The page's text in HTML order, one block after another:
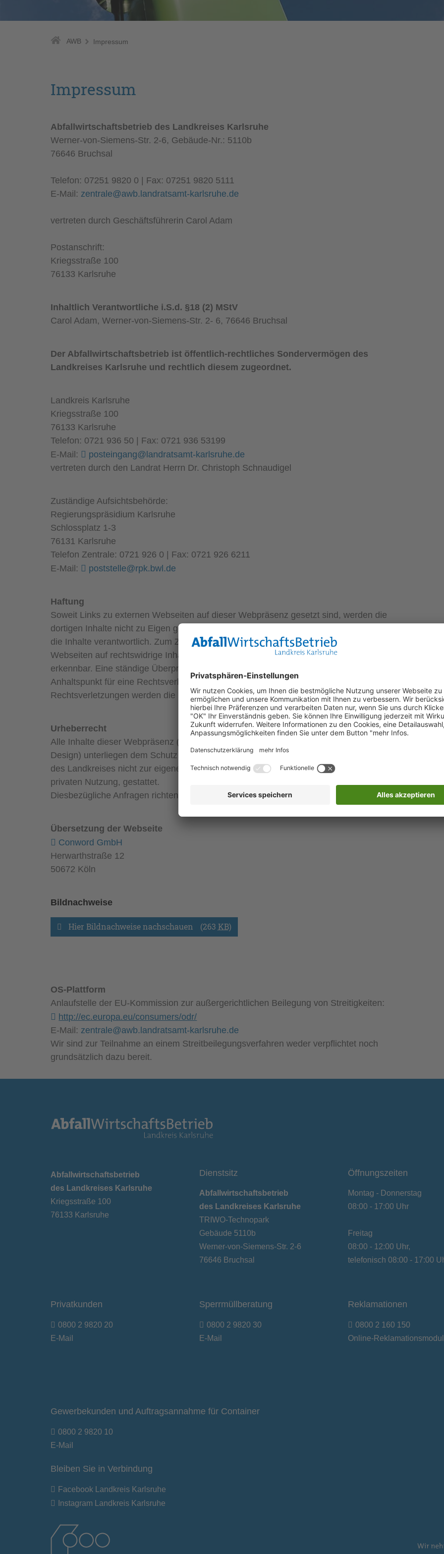
AWB Impressum
Impressum
Abfallwirtschaftsbetrieb des Landkreises Karlsruhe
Werner-von-Siemens-Str. 2-6, Gebäude-Nr.: 5110b
76646 Bruchsal
Telefon: 07251 9820 0 | Fax: 07251 9820 5111
E-Mail: zentrale@awb.landratsamt-karlsruhe.de
vertreten durch Geschäftsführerin Carol Adam
Postanschrift:
Kriegsstraße 100
76133 Karlsruhe
Inhaltlich Verantwortliche i.S.d. §18 (2) MStV
Carol Adam, Werner-von-Siemens-Str. 2- 6, 76646 Bruchsal
Der Abfallwirtschaftsbetrieb ist öffentlich-rechtliches Sondervermögen des
Landkreises Karlsruhe und rechtlich diesem zugeordnet.
Landkreis Karlsruhe
Kriegsstraße 100
76133 Karlsruhe
Telefon: 0721 936 50 | Fax: 0721 936 53199
E-Mail:
posteingang@landratsamt-karlsruhe.de
vertreten durch den Landrat Herrn Dr. Christoph Schnaudigel
Zuständige Aufsichtsbehörde:
Regierungspräsidium Karlsruhe
Schlossplatz 1-3
76131 Karlsruhe
Telefon Zentrale: 0721 926 0 | Fax: 0721 926 6211
E-Mail:
poststelle@rpk.bwl.de
Haftung
Soweit Links zu externen Webseiten auf dieser Webpräsenz gesetzt sind, werden die
dortigen Inhalte nicht zu Eigen gemacht. Die Betreiber dieser Seiten sind ausschließlich für
die Inhalte verantwortlich. Zum Zeitpunkt der Verlinkung wurden die Links zu externen
Webseiten auf rechtswidrige Inhalte dieser Seiten überprüft, dabei waren keine Verstöße
erkennbar. Eine ständige Überprüfung des Inhalts dieser Seiten ist ohne konkreten
Anhaltspunkt für eine Rechtsverletzung nicht zumutbar. Bei Bekanntwerden von
Rechtsverletzungen werden die Links unverzüglich entfernt.
Urheberrecht
Alle Inhalte dieser Webpräsenz (Texte, Bilder, audiovisuelle Inhalte, sowie Layout und
Design) unterliegen dem Schutz nach dem UrhG und sind ohne ausdrückliche Genehmigung
des Landkreises nicht zur eigenen oder fremden Verwendung, mit Ausnahme der rein
privaten Nutzung, gestattet.
Diesbezügliche Anfragen richten Sie bitte an obige Adresse des Landkreises.
Übersetzung der Webseite
Conword GmbH
Herwarthstraße 12
50672 Köln
Bildnachweise
Hier Bildnachweise nachschauen (263 KB)
OS-Plattform
Anlaufstelle der EU-Kommission zur außergerichtlichen Beilegung von Streitigkeiten:
http://ec.europa.eu/consumers/odr/
E-Mail: zentrale@awb.landratsamt-karlsruhe.de
Wir sind zur Teilnahme an einem Streitbeilegungsverfahren weder verpflichtet noch
grundsätzlich dazu bereit.
Abfallwirtschaftsbetrieb
des Landkreises Karlsruhe
Kriegsstraße 100
76133 Karlsruhe
Dienstsitz
Abfallwirtschaftsbetrieb
des Landkreises Karlsruhe
TRIWO-Technopark
Gebäude 5110b
Werner-von-Siemens-Str. 2-6
76646 Bruchsal
Öffnungszeiten
Montag - Donnerstag
08:00 - 17:00 Uhr
Freitag
08:00 - 12:00 Uhr,
telefonisch 08:00 - 17:00
Privatkunden
0800 2 9820 20
E-Mail
Sperrmüllberatung
0800 2 9820 30
E-Mail
Reklamationen
0800 2 160 150
Online-Reklamationsmodul
Gewerbekunden und Auftragsannahme für Container
0800 2 9820 10
E-Mail
Bleiben Sie in Verbindung
Facebook Landkreis Karlsruhe
Instagram Landkreis Karlsruhe